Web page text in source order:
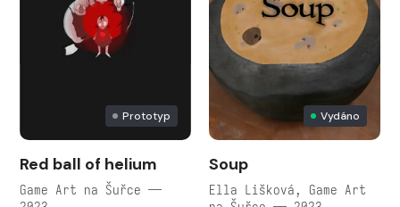
Prototyp
Red ball of helium
Game Art na Šuřce —
Vydáno
Soup
Ella Lišková, Game Art